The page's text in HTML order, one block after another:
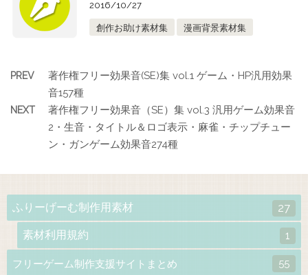
2016/10/27
創作お助け素材集 漫画背景素材集
PREV
著作権フリー効果音(SE)集 vol.1 ゲーム・HP汎用効果
音157種
NEXT
著作権フリー効果音（SE）集 vol.3 汎用ゲーム効果音
2・生音・タイトル＆ロゴ表示・麻雀・チップチュー
ン・ガンゲーム効果音274種
ふりーげーむ制作用素材 27
素材利用規約 1
フリーゲーム制作支援サイトまとめ 55